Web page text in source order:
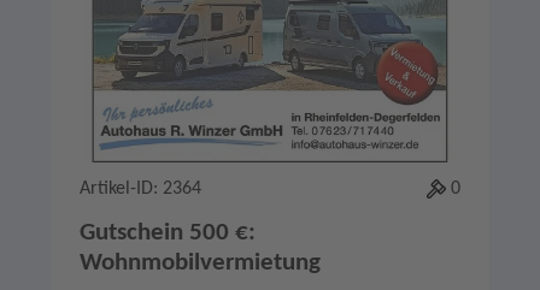
Artikel-ID: 2364 0
Gutschein 500 €:
Wohnmobilvermietung